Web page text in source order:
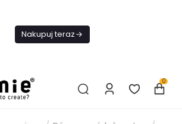
Nakupuj teraz
0